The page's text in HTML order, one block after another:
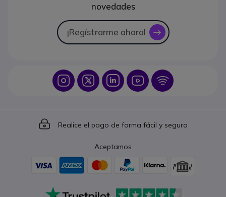
novedades
¡Regístrarme ahora! icon
Icon IconIcon Icon Icon
Icon
Realice el pago de forma fácil y segura
Aceptamos